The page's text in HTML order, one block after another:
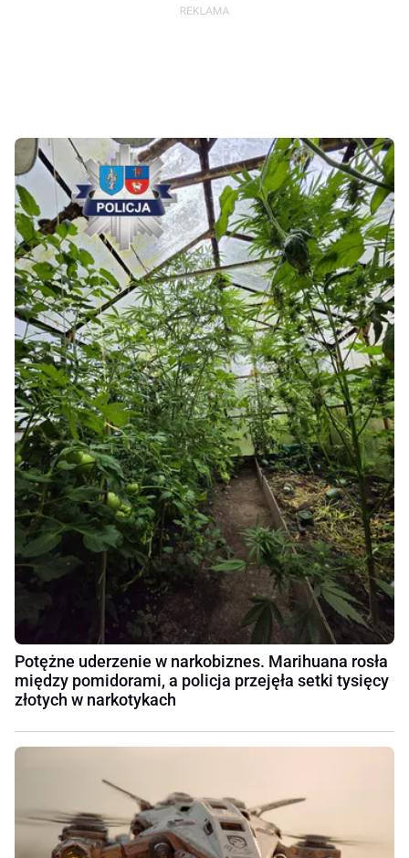
Potężne uderzenie w narkobiznes. Marihuana rosła
między pomidorami, a policja przejęła setki tysięcy
złotych w narkotykach